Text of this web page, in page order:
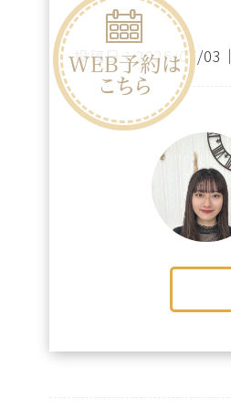
投稿日：2026/07/03｜